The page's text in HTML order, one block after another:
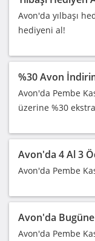
Avon'da yılbaşı
hediyeni al!
%30 Avon
Avon'da Pembe
üzerine %30
Avon'da 4 Al 3
Avon'da Pembe
Avon'da
Avon'da Pembe